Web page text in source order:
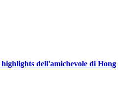
dell'amichevole di Hong